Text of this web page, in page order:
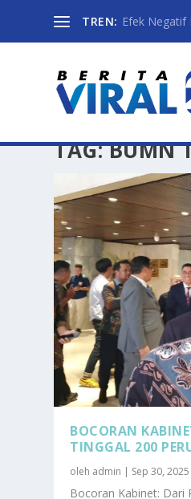
TREN: Efek Negatif
TAG:BUMN
BOCORAN
TINGGAL 200
oleh admin | Sep 30, 2025
Bocoran Kabinet: Dari